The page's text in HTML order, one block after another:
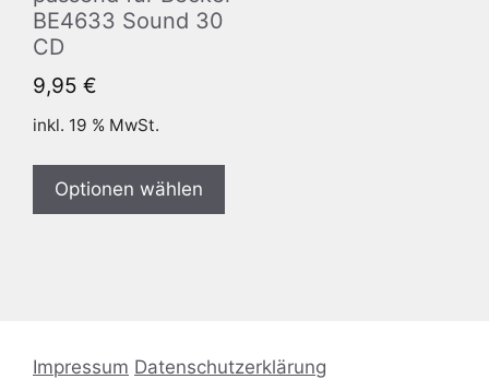
BE4633 Sound 30
CD
9,95 €
inkl. 19 % MwSt.
Optionen wählen
Impressum Datenschutzerklärung